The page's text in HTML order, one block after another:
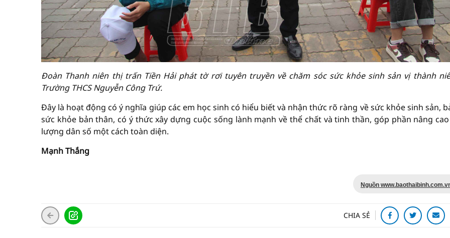
Đoàn Thanh niên thị trấn Tiền Hải phát tờ rơi tuyên truyền về chăm sóc sức khỏe sinh sản vị thành
Trường THCS Nguyễn Công Trứ.
Đây là hoạt động có ý nghĩa giúp các em học sinh có hiểu biết và nhận thức rõ ràng về sức khỏe sinh sản,
sức khỏe bản thân, có ý thức xây dựng cuộc sống lành mạnh về thể chất và tinh thần, góp phần nâng
lượng dân số một cách toàn diện.
Mạnh Thắng
Nguồn
CHIA SẺ